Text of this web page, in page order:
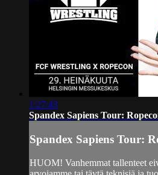
1:27:43
Spandex Sapiens Tour:
Spandex Sapiens Tour:
HUOM! Vanhemmat tallenteet